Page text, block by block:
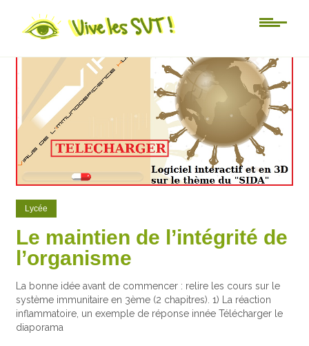
Lycée
Le maintien de l’intégrité de
l’organisme
La bonne idée avant de commencer : relire les cours sur le
système immunitaire en 3ème (2 chapitres). 1) La réaction
inflammatoire, un exemple de réponse innée Télécharger le
diaporama